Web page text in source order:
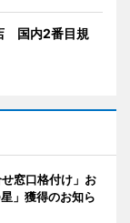
国内2番目規
窓口格付け」お
」獲得のお知ら